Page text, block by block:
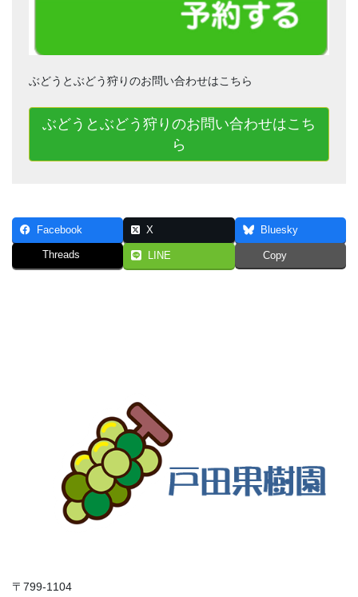
ぶどうとぶどう狩りのお問い合わせはこちら
ぶどうとぶどう狩りのお問い合わせはこち
ら
Facebook X Bluesky
Threads LINE Copy
〒799-1104